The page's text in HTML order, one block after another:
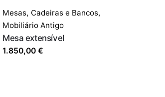
Mesas, Cadeiras e Bancos,
Mobiliário Antigo
Mesa extensível
1.850,00 €